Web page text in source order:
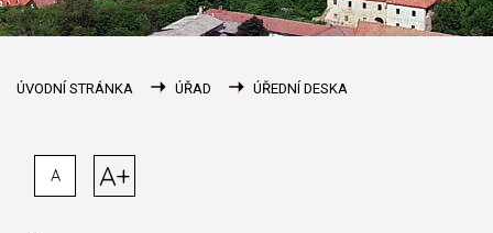
ÚVODNÍ STRÁNKA ÚŘAD ÚŘEDNÍ DESKA
A A+